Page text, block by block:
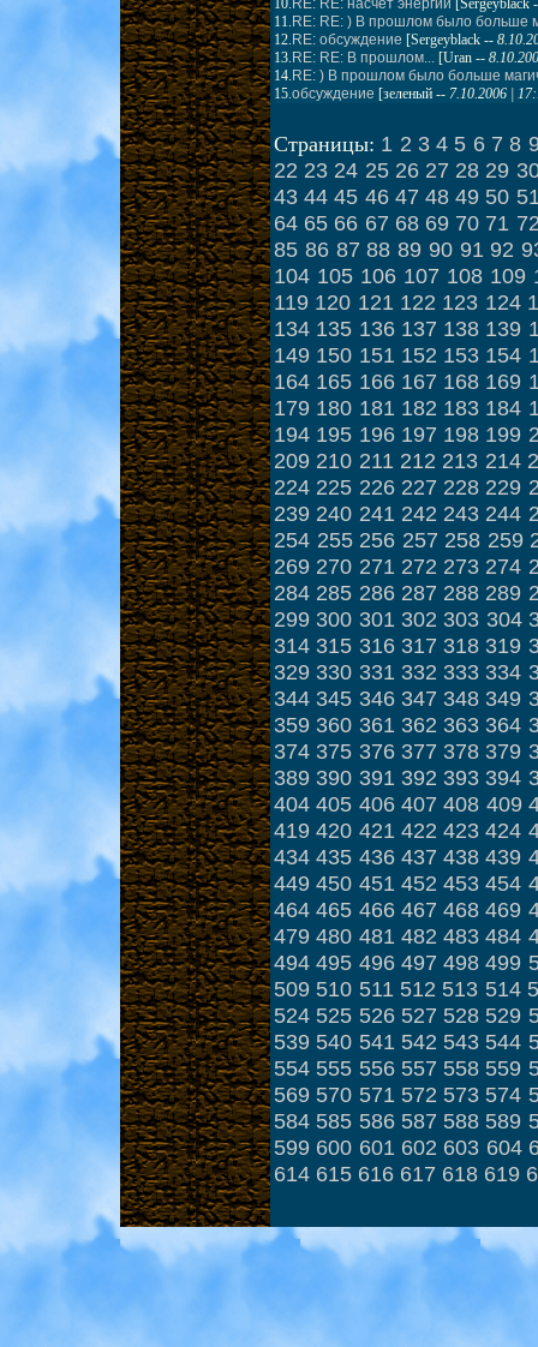
10. RE: RE: насчёт энергии [Sergeyblack
11. RE: RE: ) В прошлом было больше
12. RE: обсуждение [Sergeyblack --
13. RE: RE: В прошлом... [Uran --
14. RE: ) В прошлом было больше
15.обсуждение [зеленый -- 7.10.2006 |
Страницы: 1 2 3 4 5 6 7 8
22 23 24 25 26 27 28 29
43 44 45 46 47 48 49 50
64 65 66 67 68 69 70 71
85 86 87 88 89 90 91 92
104 105 106 107 108 109
119 120 121 122 123 124
134 135 136 137 138 139
149 150 151 152 153 154
164 165 166 167 168 169
179 180 181 182 183 184
194 195 196 197 198 199
209 210 211 212 213 214
224 225 226 227 228 229
239 240 241 242 243 244
254 255 256 257 258 259
269 270 271 272 273 274
284 285 286 287 288 289
299 300 301 302 303 304
314 315 316 317 318 319
329 330 331 332 333 334
344 345 346 347 348 349
359 360 361 362 363 364
374 375 376 377 378 379
389 390 391 392 393 394
404 405 406 407 408 409
419 420 421 422 423 424
434 435 436 437 438 439
449 450 451 452 453 454
464 465 466 467 468 469
479 480 481 482 483 484
494 495 496 497 498 499
509 510 511 512 513 514
524 525 526 527 528 529
539 540 541 542 543 544
554 555 556 557 558 559
569 570 571 572 573 574
584 585 586 587 588 589
599 600 601 602 603 604
614 615 616 617 618 619